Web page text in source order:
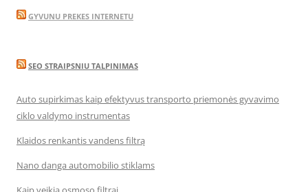
GYVUNU PREKES INTERNETU
SEO STRAIPSNIU TALPINIMAS
Auto supirkimas kaip efektyvus transporto priemonės gyvavimo
ciklo valdymo instrumentas
Klaidos renkantis vandens filtrą
Nano danga automobilio stiklams